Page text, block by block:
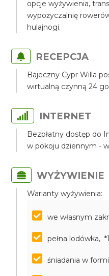
opcje wyżywienia,
wypożyczalnię
hulajnogi.
RECEPCJA
Bajeczny Cypr Willa
wirtualną czynną 24
INTERNET
Bezpłatny dostęp do
w pokoju dziennym -
WYŻYWIENIE
Warianty wyżywienia:
we własnym
pełna lodówka,
śniadania w